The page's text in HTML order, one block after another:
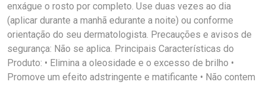
enxágue o rosto por completo. Use duas vezes ao dia
(aplicar durante a manhã edurante a noite) ou conforme
orientação do seu dermatologista. Precauções e avisos de
segurança: Não se aplica. Principais Características do
Produto: • Elimina a oleosidade e o excesso de brilho •
Promove um efeito adstringente e matificante • Não contem